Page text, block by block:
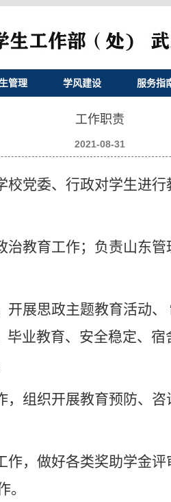
管理 学风建设 服务指
工作职责
2021-08-31
校党委、行政对学生进
治教育工作；负责山东
展思政主题教育活动、
业教育、安全稳定、
，组织开展教育预防、咨
，做好各类奖助学金评
。